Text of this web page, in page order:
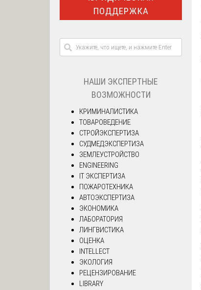
ПОДДЕРЖКА
НАШИ ЭКСПЕРТНЫЕ
ВОЗМОЖНОСТИ
КРИМИНАЛИСТИКА
ТОВАРОВЕДЕНИЕ
СТРОЙЭКСПЕРТИЗА
СУДМЕДЭКСПЕРТИЗА
ЗЕМЛЕУСТРОЙСТВО
ENGINEERING
IT ЭКСПЕРТИЗА
ПОЖАРОТЕХНИКА
АВТОЭКСПЕРТИЗА
ЭКОНОМИКА
ЛАБОРАТОРИЯ
ЛИНГВИСТИКА
ОЦЕНКА
INTELLECT
ЭКОЛОГИЯ
РЕЦЕНЗИРОВАНИЕ
LIBRARY